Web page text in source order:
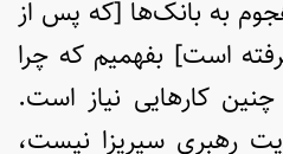
به بانک‌ها [که پس از
است] بفهمیم که چرا
کارهایی نیاز است.
رهبریِ سیریزا نیست،